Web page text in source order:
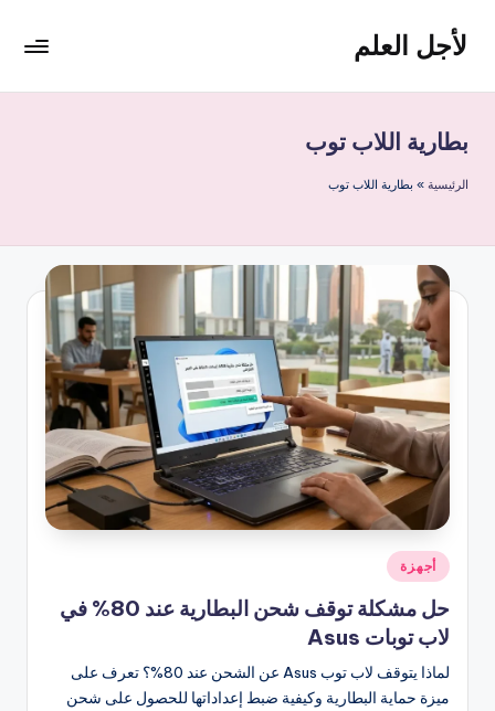
التجاوز
المحتوى
لأجل العلم
موقع
يهتم
بأخبار
بطارية اللاب توب
الرئيسية » بطارية اللاب توب
نُشر
في
أجهزة
حل مشكلة توقف شحن البطارية عند 80% في
لاب توبات Asus
لماذا يتوقف لاب توب Asus عن الشحن عند 80%؟ تعرف على
ميزة حماية البطارية وكيفية ضبط إعداداتها للحصول على شحن